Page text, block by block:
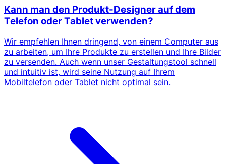
Kann man den Produkt-Designer auf dem
Telefon oder Tablet verwenden?
Wir empfehlen Ihnen dringend, von einem Computer aus
zu arbeiten, um Ihre Produkte zu erstellen und Ihre Bilder
zu versenden. Auch wenn unser Gestaltungstool schnell
und intuitiv ist, wird seine Nutzung auf Ihrem
Mobiltelefon oder Tablet nicht optimal sein.